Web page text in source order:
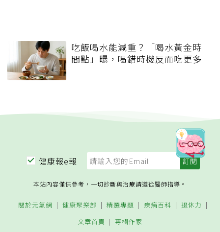
吃飯喝水能減重？「喝水黃金時
間點」曝，喝錯時機反而吃更多
健康報e報
本站內容僅供參考，一切診斷與治療請遵從醫師指導。
關於元氣網 健康聚樂部 精選專題 疾病百科
退休力
文章首頁
專欄作家